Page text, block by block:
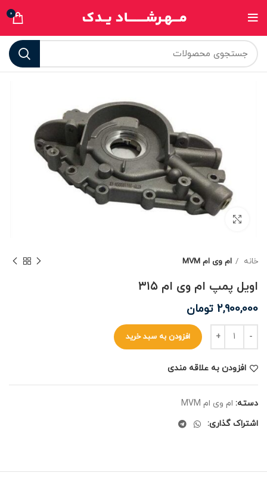
0
برای بزرگنمایی کلیک کنید
خانه ام وی ام MVM
اویل پمپ ام وی ام ۳۱۵
2,900,000 تومان
افزودن به سبد خرید
افزودن به علاقه مندی
دسته: ام وی ام MVM
اشتراک گذاری: